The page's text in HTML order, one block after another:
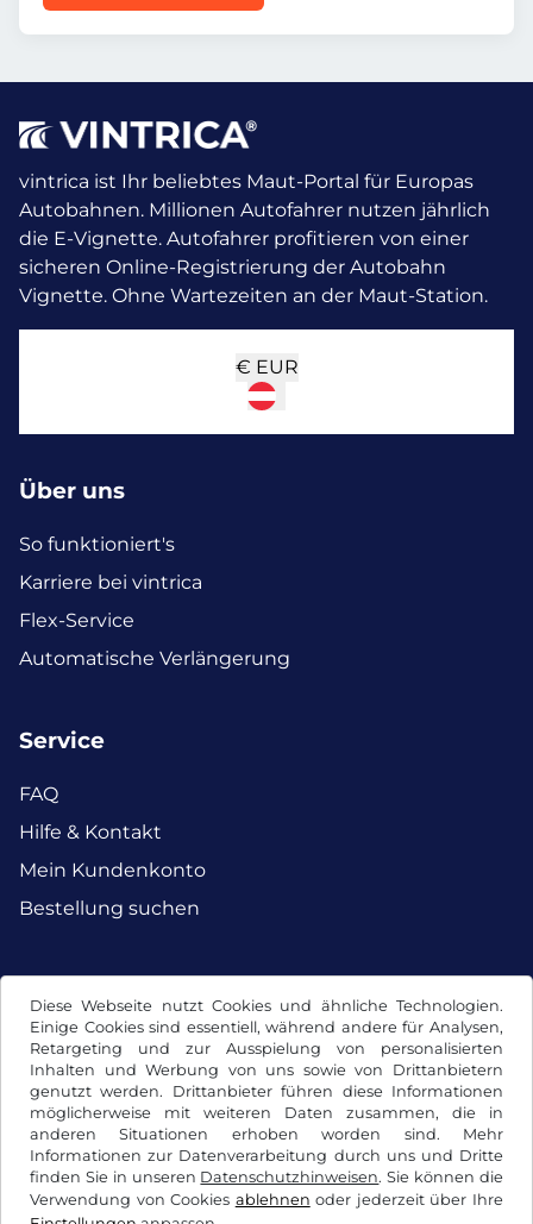
Diese Webseite nutzt Cookies und ähnliche Technologien.
Einige Cookies sind essentiell, während andere für Analysen,
Retargeting und zur Ausspielung von personalisierten
Inhalten und Werbung von uns sowie von Drittanbietern
genutzt werden. Drittanbieter führen diese Informationen
möglicherweise mit weiteren Daten zusammen, die in
anderen Situationen erhoben worden sind. Mehr
Informationen zur Datenverarbeitung durch uns und Dritte
finden Sie in unseren Datenschutzhinweisen. Sie können die
Verwendung von Cookies ablehnen oder jederzeit über Ihre
vintrica ist Ihr beliebtes Maut-Portal für Europas
Autobahnen. Millionen Autofahrer nutzen jährlich
die E-Vignette. Autofahrer profitieren von einer
sicheren Online-Registrierung der Autobahn
Vignette. Ohne Wartezeiten an der Maut-Station.
€ EUR
Über uns
So funktioniert's
Karriere bei vintrica
Flex-Service
Automatische Verlängerung
Service
FAQ
Hilfe & Kontakt
Mein Kundenkonto
Bestellung suchen